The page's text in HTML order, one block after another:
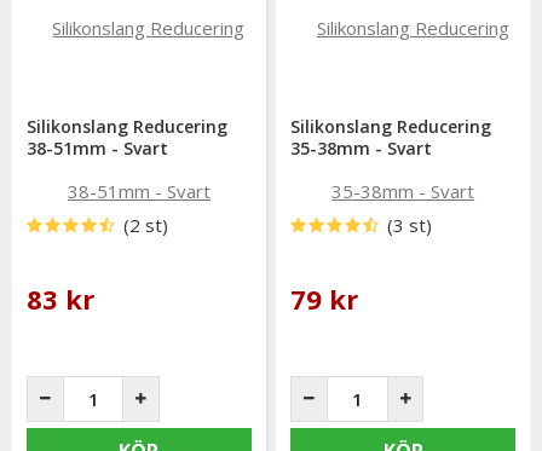
Silikonslang Reducering
38-51mm - Svart
(2 st)
83 kr
Silikonslang Reducering
35-38mm - Svart
(3 st)
79 kr